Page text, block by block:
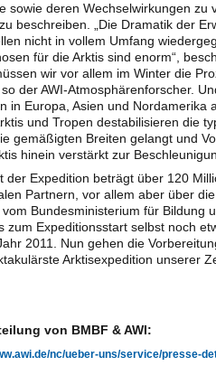
sowie deren Wechselwirkungen zu
beschreiben. „Die Dramatik der
nicht in vollem Umfang
für die Arktis sind enorm“,
wir vor allem im Winter die
der AWI-Atmosphärenforscher.
in Europa, Asien und Nordamerika
und Tropen destabilisieren die
gemäßigten Breiten gelangt und
hinein verstärkt zur
der Expedition beträgt über 120
Partnern, vor allem aber über
Bundesministerium für Bildung
zum Expeditionsstart selbst noch
2011. Nun gehen die
Arktisexpedition unserer
von BMBF & AWI:
nc/ueber-uns/service/presse-